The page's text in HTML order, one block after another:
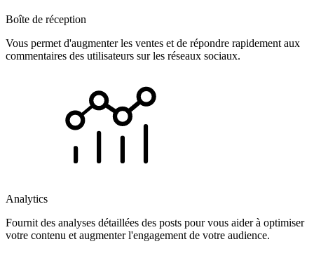
Boîte de réception
Vous permet d'augmenter les ventes et de répondre rapidement aux
commentaires des utilisateurs sur les réseaux sociaux.
Analytics
Fournit des analyses détaillées des posts pour vous aider à optimiser
votre contenu et augmenter l'engagement de votre audience.